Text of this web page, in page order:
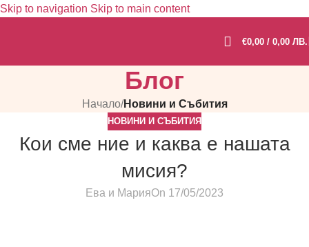
Skip to navigation Skip to main content
€0,00 / 0,00 ЛВ.
Блог
Начало/Новини и Събития
НОВИНИ И СЪБИТИЯ
Кои сме ние и каква е нашата
мисия?
Ева и МарияOn 17/05/2023